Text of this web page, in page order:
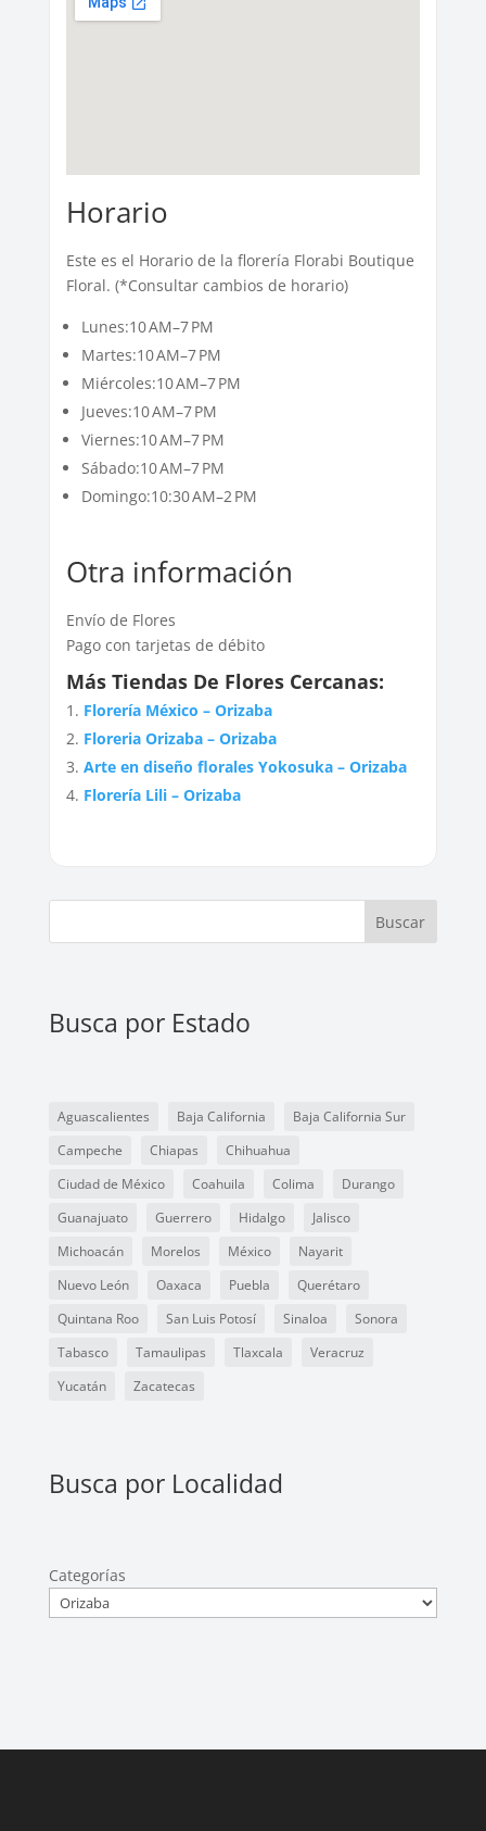
Horario
Este es el Horario de la florería Florabi Boutique
Floral. (*Consultar cambios de horario)
Lunes:10 AM–7 PM
Martes:10 AM–7 PM
Miércoles:10 AM–7 PM
Jueves:10 AM–7 PM
Viernes:10 AM–7 PM
Sábado:10 AM–7 PM
Domingo:10:30 AM–2 PM
Otra información
Envío de Flores
Pago con tarjetas de débito
Más Tiendas De Flores Cercanas:
Florería México – Orizaba
Floreria Orizaba – Orizaba
Arte en diseño florales Yokosuka – Orizaba
Florería Lili – Orizaba
Buscar
Busca por Estado
Aguascalientes Baja California
Baja California Sur
Campeche
Chiapas
Chihuahua
Ciudad de México
Coahuila Colima
Durango
Guanajuato
Guerrero Hidalgo
Jalisco
Michoacán
Morelos México
Nayarit
Nuevo León
Oaxaca Puebla
Querétaro
Quintana Roo
San Luis Potosí Sinaloa
Sonora
Tabasco
Tamaulipas Tlaxcala
Veracruz
Yucatán
Zacatecas
Busca por Localidad
Categorías